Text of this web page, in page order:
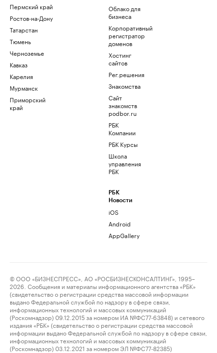
Пермский край
Ростов-на-Дону
Татарстан
Тюмень
Черноземье
Кавказ
Карелия
Мурманск
Приморский
край
Облако для
бизнеса
Корпоративный
регистратор
доменов
Хостинг
сайтов
Рег.решения
Знакомства
Сайт
знакомств
podbor.ru
РБК
Компании
РБК Курсы
Школа
управления
РБК
РБК
Новости
iOS
Android
AppGallery
© ООО «БИЗНЕСПРЕСС», АО «РОСБИЗНЕСКОНСАЛТИНГ», 1995–
2026. Сообщения и материалы информационного агентства «РБК»
(свидетельство о регистрации средства массовой информации
выдано Федеральной службой по надзору в сфере связи,
информационных технологий и массовых коммуникаций
(Роскомнадзор) 09.12.2015 за номером ИА №ФС77-63848) и сетевого
издания «РБК» (свидетельство о регистрации средства массовой
информации выдано Федеральной службой по надзору в сфере связи,
информационных технологий и массовых коммуникаций
(Роскомнадзор) 03.12.2021 за номером ЭЛ №ФС77-82385)